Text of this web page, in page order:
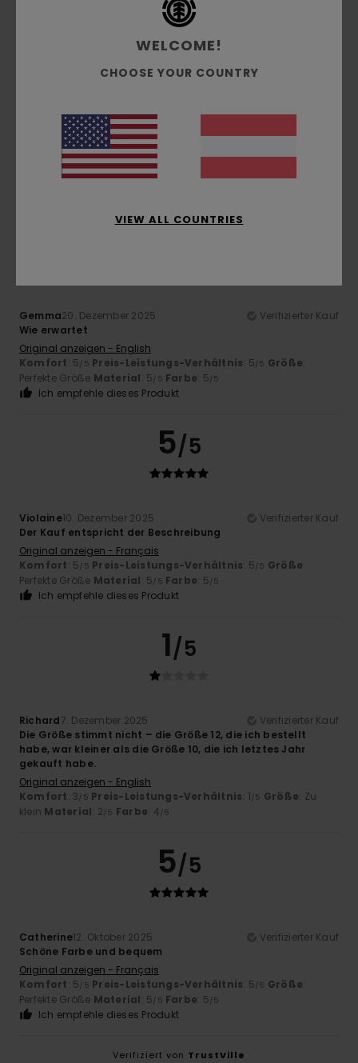
4/5
Das ist genau das, was ich gesucht habe, und es ist perfekt
für meine Bedürfnisse
Original anzeigen - Italiano
Komfort: 4/5 Preis-Leistungs-Verhältnis: 4 Größe
Material: 4/5 Farbe: 4/5
Gemma20. Dezember 2025
Verifizierter Kauf
Wie erwartet
Original anzeigen - English
Komfort: 5/5 Preis-Leistungs-Verhältnis: 5/5 Größe:
Perfekte Größe Material: 5/5 Farbe: 5/5
Ich empfehle dieses Produkt
5/5
Violaine10. Dezember 2025
Verifizierter Kauf
Der Kauf entspricht der Beschreibung
Original anzeigen - Français
Komfort: 5/5 Preis-Leistungs-Verhältnis: 5/5 Größe:
Perfekte Größe Material: 5/5 Farbe: 5/5
Ich empfehle dieses Produkt
1/5
Richard7. Dezember 2025
Verifizierter Kauf
Die Größe stimmt nicht – die Größe 12, die ich bestellt
habe, war kleiner als die Größe 10, die ich letztes Jahr
gekauft habe.
Original anzeigen - English
Komfort: 3/5 Preis-Leistungs-Verhältnis: 1/5 Größe: Zu
klein Material: 2/5 Farbe: 4/5
5/5
Catherine12. Oktober 2025
Verifizierter Kauf
Schöne Farbe und bequem
Original anzeigen - Français
Komfort: 5/5 Preis-Leistungs-Verhältnis: 5/5 Größe:
Perfekte Größe Material: 5/5 Farbe: 5/5
Ich empfehle dieses Produkt
Verifiziert von TrustVille
WELCOME!
CHOOSE YOUR COUNTRY
VIEW ALL COUNTRIES